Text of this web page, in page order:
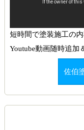
短時間で塗装施工の
Youtube動画随時追加
佐伯